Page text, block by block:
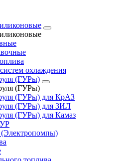
охлаждения
(ГУРы)
(ГУРы)
(ГУРы) для КрАЗ
(ГУРы) для ЗИЛ
(ГУРы) для Камаз